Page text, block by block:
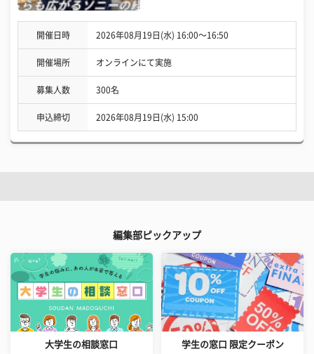
開催日時 2026年08月19日(水) 16:00〜16:50
開催場所 オンラインにて実施
募集人数 300名
申込締切 2026年08月19日(水) 15:00
編集部ピックアップ
大学生の相談窓口 学生の窓口 限定クーポン